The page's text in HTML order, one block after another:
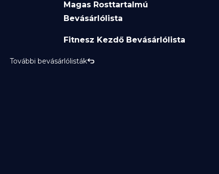
Magas Rosttartalmú
Bevásárlólista
Fitnesz Kezdő Bevásárlólista
További bevásárlólisták